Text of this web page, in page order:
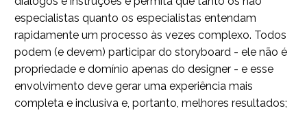
especialistas quanto os especialistas entendam
rapidamente um processo às vezes complexo. Todos
podem (e devem) participar do storyboard - ele não é
propriedade e domínio apenas do designer - e esse
envolvimento deve gerar uma experiência mais
completa e inclusiva e, portanto, melhores resultados;